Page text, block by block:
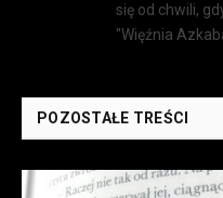
się od chwili,
"Więźnia
POZOSTAŁE TREŚCI